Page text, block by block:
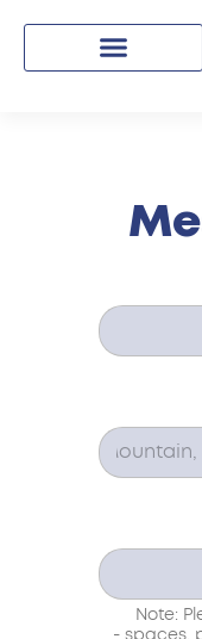
Note:
spaces, plus(+) and special characters -